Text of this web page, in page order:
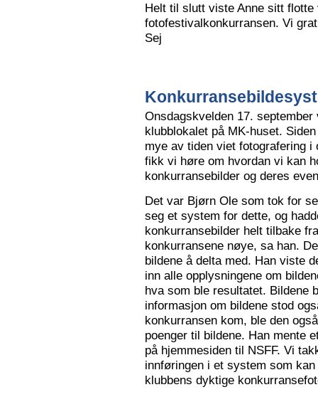
Helt til slutt viste Anne sitt flotte
fotofestivalkonkurransen. Vi
Sej
Onsdagskvelden 17.
klubblokalet på MK-huset.
mye av tiden viet fotografering
fikk vi høre om hvordan vi kan
konkurransebilder og deres
Det var Bjørn Ole som tok for
seg et system for dette, og
konkurransebilder helt tilbake
konkurransene nøye, sa han.
bildene å delta med. Han viste
inn alle opplysningene om
hva som ble resultatet. Bildene
informasjon om bildene stod
konkurransen kom, ble den
poenger til bildene. Han mente
på hjemmesiden til NSFF. Vi
innføringen i et system som
klubbens dyktige